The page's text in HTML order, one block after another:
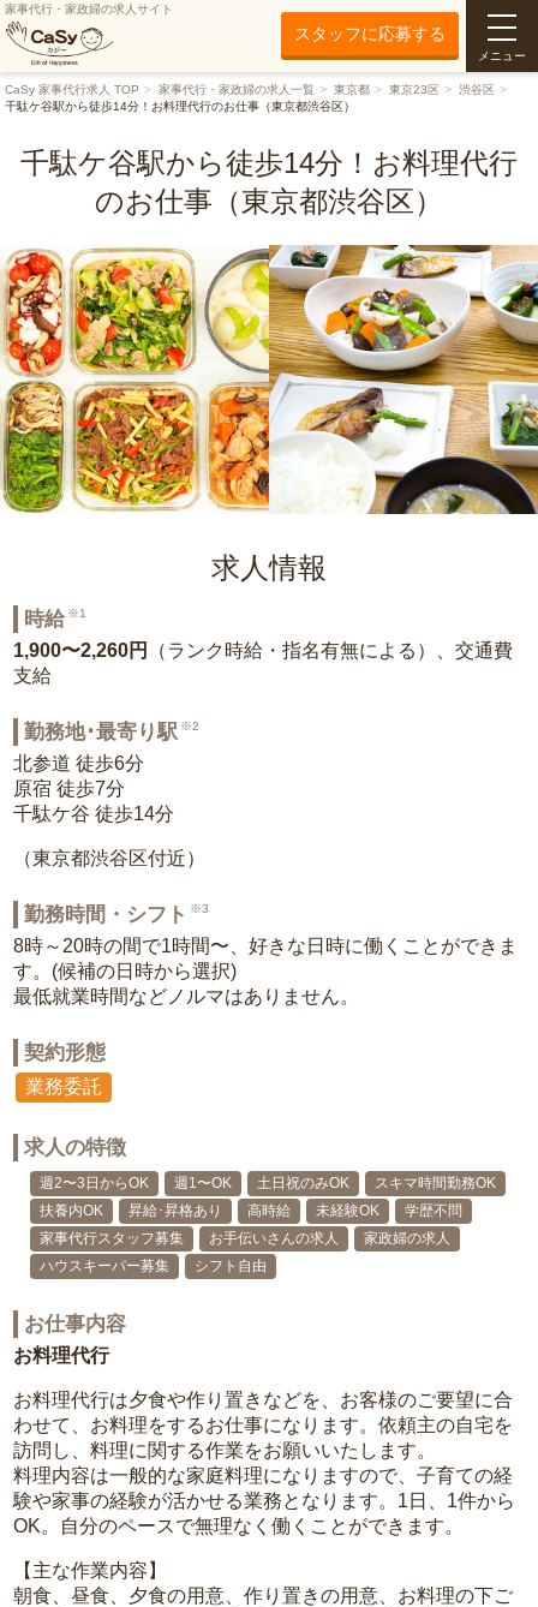
家事代行・家政婦の求人サイト
スタッフに応募する
メニュー
CaSy 家事代行求人 TOP 家事代行・家政婦の求人一覧 東京都 東京23区
渋谷区
千駄ケ谷駅から徒歩14分！お料理代行のお仕事（東京都渋谷区）
千駄ケ谷駅から徒歩14分！お料理代行
のお仕事（東京都渋谷区）
求人情報
時給 ※1
1,900〜2,260円
（ランク時給・指名有無による）、交通費
支給
勤務地･最寄り駅 ※2
北参道 徒歩6分
原宿 徒歩7分
千駄ケ谷 徒歩14分
（東京都渋谷区付近）
勤務時間・シフト ※3
8時～20時の間で1時間〜、好きな日時に働くことができま
す。(候補の日時から選択)
最低就業時間などノルマはありません。
契約形態
業務委託
求人の特徴
週2〜3日からOK 週1〜OK 土日祝のみOK
スキマ時間勤務OK
扶養内OK
昇給･昇格あり 高時給 未経験OK
学歴不問
家事代行スタッフ募集
お手伝いさんの求人
家政婦の求人
ハウスキーパー募集
シフト自由
お仕事内容
お料理代行
お料理代行は夕食や作り置きなどを、お客様のご要望に合
わせて、お料理をするお仕事になります。依頼主の自宅を
訪問し、料理に関する作業をお願いいたします。
料理内容は一般的な家庭料理になりますので、子育ての経
験や家事の経験が活かせる業務となります。1日、1件から
OK。自分のペースで無理なく働くことができます。
【主な作業内容】
朝食、昼食、夕食の用意、作り置きの用意、お料理の下ご